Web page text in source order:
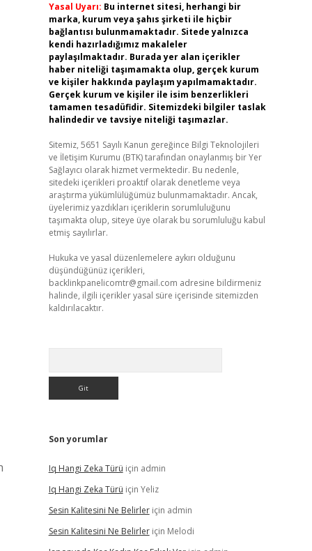
Yasal Uyarı: Bu internet sitesi, herhangi bir
marka, kurum veya şahıs şirketi ile hiçbir
bağlantısı bulunmamaktadır. Sitede yalnızca
kendi hazırladığımız makaleler
paylaşılmaktadır. Burada yer alan içerikler
haber niteliği taşımamakta olup, gerçek kurum
ve kişiler hakkında paylaşım yapılmamaktadır.
Gerçek kurum ve kişiler ile isim benzerlikleri
tamamen tesadüfidir. Sitemizdeki bilgiler taslak
halindedir ve tavsiye niteliği taşımazlar.
Sitemiz, 5651 Sayılı Kanun gereğince Bilgi Teknolojileri
ve İletişim Kurumu (BTK) tarafından onaylanmış bir Yer
Sağlayıcı olarak hizmet vermektedir. Bu nedenle,
sitedeki içerikleri proaktif olarak denetleme veya
araştırma yükümlülüğümüz bulunmamaktadır. Ancak,
üyelerimiz yazdıkları içeriklerin sorumluluğunu
taşımakta olup, siteye üye olarak bu sorumluluğu kabul
etmiş sayılırlar.
Hukuka ve yasal düzenlemelere aykırı olduğunu
düşündüğünüz içerikleri,
backlinkpanelicomtr@gmail.com adresine bildirmeniz
halinde, ilgili içerikler yasal süre içerisinde sitemizden
kaldırılacaktır.
Son yorumlar
Iq Hangi Zeka Türü için admin
Iq Hangi Zeka Türü için Yeliz
Sesin Kalitesini Ne Belirleriçin admin
Sesin Kalitesini Ne Belirleriçin Melodi